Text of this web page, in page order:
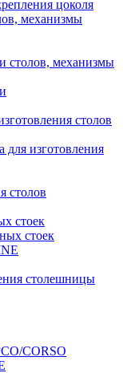
цоколя
механизмы
столов, механизмы
столов
изготовления
столов
стоек
стоек
столешницы
CORSO